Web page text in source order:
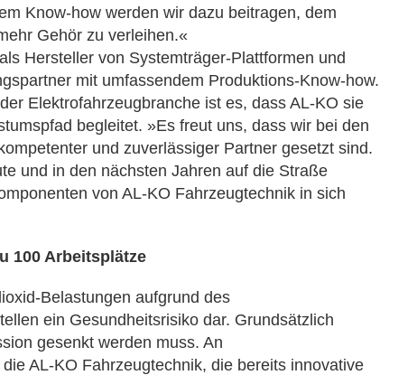
Know-how werden wir dazu beitragen, dem
Gehör zu verleihen.«
Hersteller von Systemträger-Plattformen und
mit umfassendem Produktions-Know-how.
Elektrofahrzeugbranche ist es, dass AL-KO sie
begleitet. »Es freut uns, dass wir bei den
und zuverlässiger Partner gesetzt sind.
und in den nächsten Jahren auf die Straße
von AL-KO Fahrzeugtechnik in sich
100 Arbeitsplätze
Belastungen aufgrund des
ein Gesundheitsrisiko dar. Grundsätzlich
gesenkt werden muss. An
AL-KO Fahrzeugtechnik, die bereits innovative